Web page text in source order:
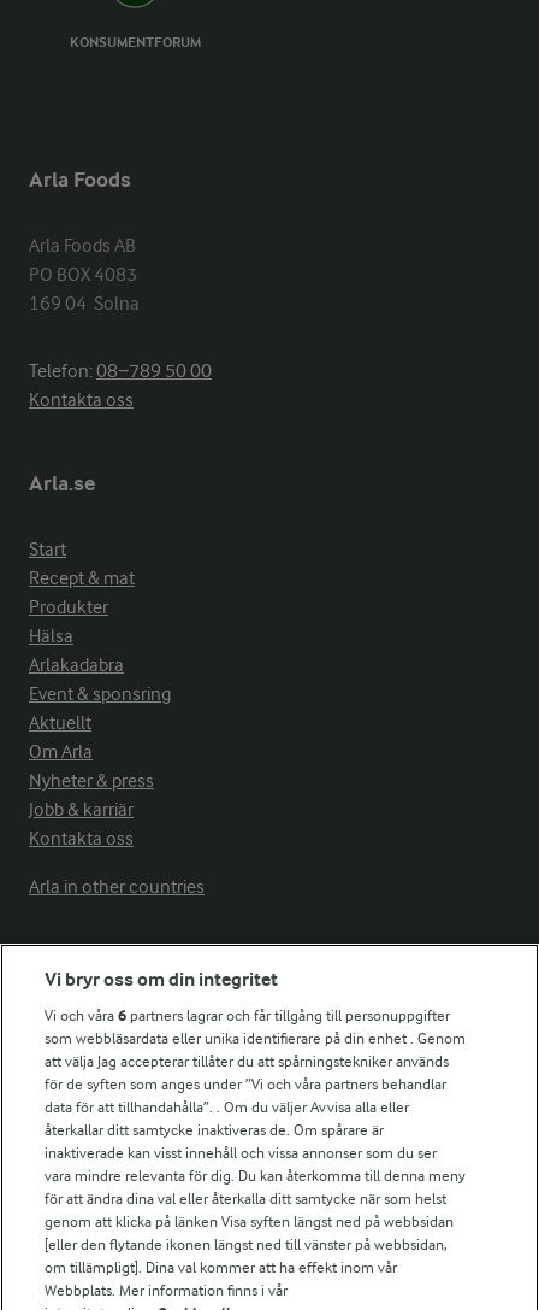
KONSUMENTFORUM
Arla Foods
Arla Foods AB
PO BOX 4083
169 04  Solna
Telefon:08−789 50 00
Kontakta oss
Arla.se
Start
Recept & mat
Produkter
Hälsa
Arlakadabra
Event & sponsring
Aktuellt
Om Arla
Nyheter & press
Jobb & karriär
Kontakta oss
Arla in other countries
Fler Arlasajter
För ägare
Arlas kundportal
Arla.com
Falbygdens Ost
Arla webbshop
Bildbank
Följ oss
Vi bryr oss om din integritet
Vi och våra6 partners lagrar och får tillgång till personuppgifter
som webbläsardata eller unika identifierare på din enhet . Genom
att välja Jag accepterar tillåter du att spårningstekniker används
för de syften som anges under ”Vi och våra partners behandlar
data för att tillhandahålla”. . Om du väljer Avvisa alla eller
återkallar ditt samtycke inaktiveras de. Om spårare är
inaktiverade kan visst innehåll och vissa annonser som du ser
vara mindre relevanta för dig. Du kan återkomma till denna meny
för att ändra dina val eller återkalla ditt samtycke när som helst
genom att klicka på länken Visa syften längst ned på webbsidan
[eller den flytande ikonen längst ned till vänster på webbsidan,
om tillämpligt]. Dina val kommer att ha effekt inom vår
Webbplats. Mer information finns i vår